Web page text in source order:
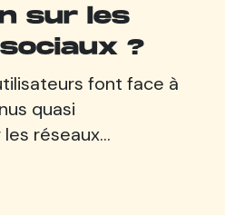
sur les
?
font face à
quasi
réseaux…